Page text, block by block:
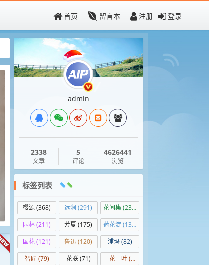
首页 留言本 注册 登录
admin
2338
文章
5
评论
4626441
浏览
标签列表
樱源(368) 远涧 (291) 花间集(236)
园林(211) 芳夏 (175) 荷花淀(138)
国花(121) 鲁迅(120) 浦玛(82)
智匠 (79) 花联(71) 一花一叶(50)